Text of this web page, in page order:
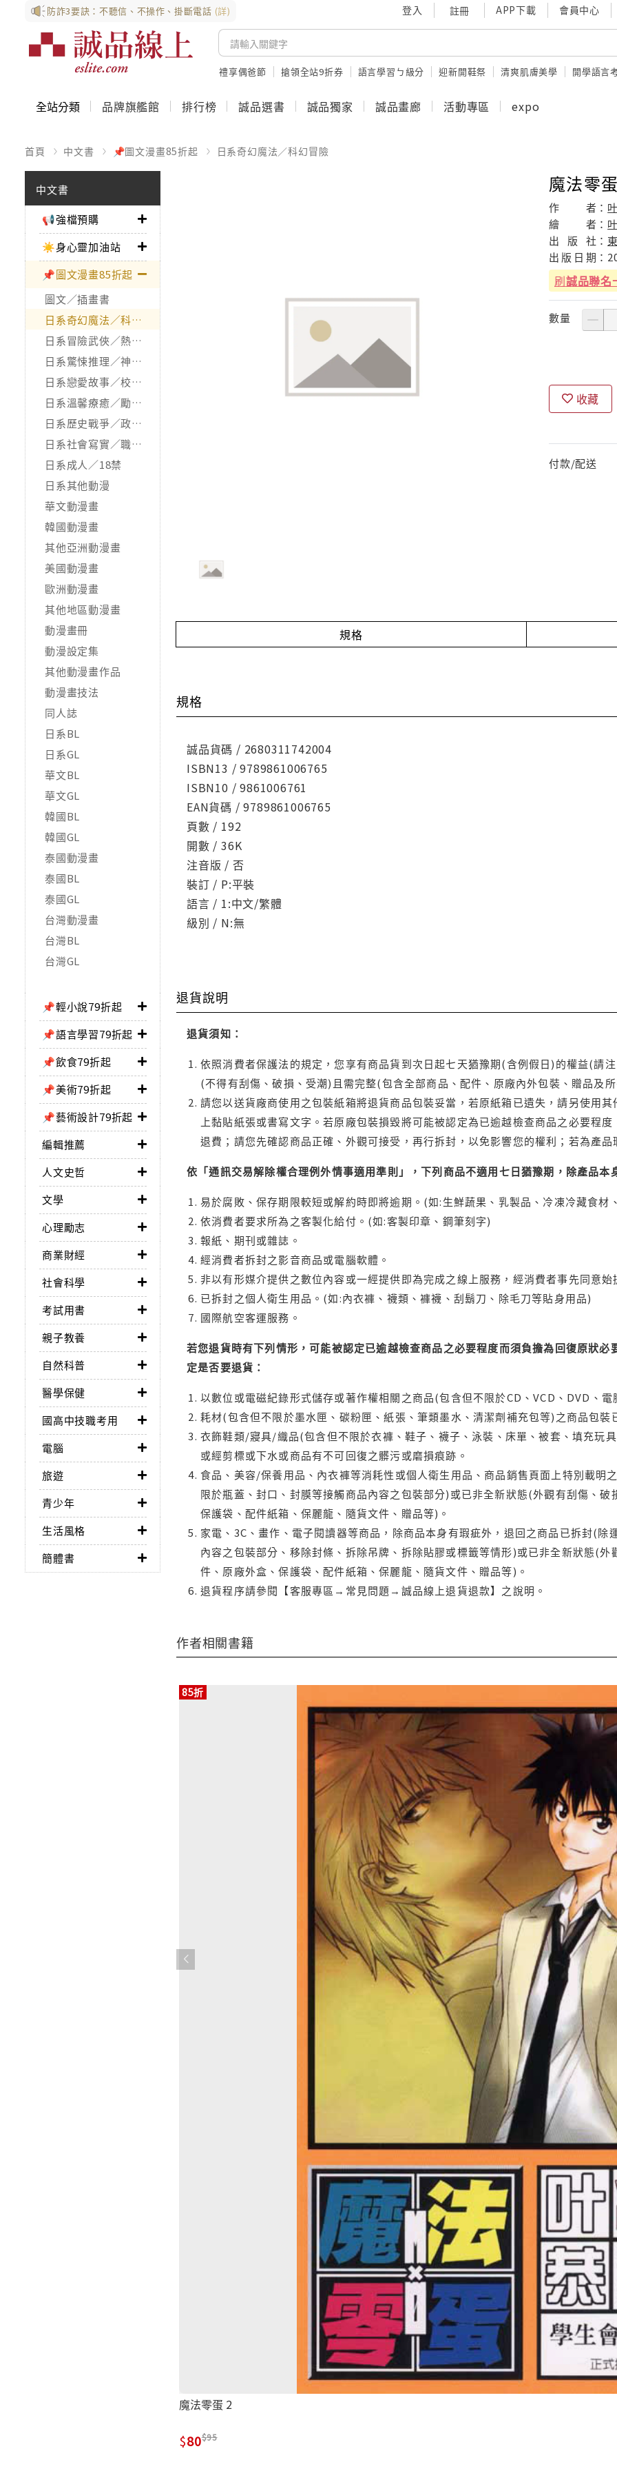
防詐3要訣：不聽信、不操作、掛斷電話 (詳) 登入 註冊 APP下載 會員中心
禮享偶爸節 搶領全站9折券 語言學習ㄅ級分 迎新開鞋祭 清爽肌膚美學 開學語言
全站分類 品牌旗艦館 排行榜 誠品選書 誠品獨家 誠品畫廊 活動專區 expo
首頁 中文書 📌圖文漫畫85折起 日系奇幻魔法／科幻冒險
中文書
📢強檔預購
☀️身心靈加油站
📌圖文漫畫85折起
圖文／插畫書
日系奇幻魔法／科幻冒險
日系冒險武俠／熱血運動
日系驚悚推理／神怪靈異
日系戀愛故事／校園青春
日系溫馨療癒／勵志搞笑
日系歷史戰爭／政治宗教
日系社會寫實／職場職人
日系成人／18禁
日系其他動漫
華文動漫畫
韓國動漫畫
其他亞洲動漫畫
美國動漫畫
歐洲動漫畫
其他地區動漫畫
動漫畫冊
動漫設定集
其他動漫畫作品
動漫畫技法
同人誌
日系BL
日系GL
華文BL
華文GL
韓國BL
韓國GL
泰國動漫畫
泰國BL
泰國GL
台灣動漫畫
台灣BL
台灣GL
📌輕小說79折起
📌語言學習79折起
📌飲食79折起
📌美術79折起
📌藝術設計79折起
編輯推薦
人文史哲
文學
心理勵志
商業財經
社會科學
考試用書
親子教養
自然科普
醫學保健
國高中技職考用
電腦
旅遊
青少年
生活風格
簡體書
魔法零
作 者：
繪
者：
出
版 社：
出 版 日 期：
刷誠品聯名
數量
收藏
付款/配送
規格
規格
誠品貨碼 / 2680311742004
ISBN13 / 9789861006765
ISBN10 / 9861006761
EAN貨碼 / 9789861006765
頁數 / 192
開數 / 36K
注音版 / 否
裝訂 / P:平裝
語言 / 1:中文/繁體
級別 / N:無
退貨說明
退貨須知：
依照消費者保護法的規定，您享有商品貨到次日起七天猶豫期(含例假日)的權益(請
(不得有刮傷、破損、受潮)且需完整(包含全部商品、配件、原廠內外包裝、贈品及
請您以送貨廠商使用之包裝紙箱將退貨商品包裝妥當，若原紙箱已遺失，請另使用
上黏貼紙張或書寫文字。若原廠包裝損毀將可能被認定為已逾越檢查商品之必要程
退費；請您先確認商品正確、外觀可接受，再行拆封，以免影響您的權利；若為產
依「通訊交易解除權合理例外情事適用準則」，下列商品不適用七日猶豫期，除產品本
易於腐敗、保存期限較短或解約時即將逾期。(如:生鮮蔬果、乳製品、冷凍冷藏食材
依消費者要求所為之客製化給付。(如:客製印章、鋼筆刻字)
報紙、期刊或雜誌。
經消費者拆封之影音商品或電腦軟體。
非以有形媒介提供之數位內容或一經提供即為完成之線上服務，經消費者事先同意
已拆封之個人衛生用品。(如:內衣褲、襪類、褲襪、刮鬍刀、除毛刀等貼身用品)
國際航空客運服務。
若您退貨時有下列情形，可能被認定已逾越檢查商品之必要程度而須負擔為回復原狀
定是否要退貨：
以數位或電磁紀錄形式儲存或著作權相關之商品(包含但不限於CD、VCD、DVD、
耗材(包含但不限於墨水匣、碳粉匣、紙張、筆類墨水、清潔劑補充包等)之商品包
衣飾鞋類/寢具/織品(包含但不限於衣褲、鞋子、襪子、泳裝、床單、被套、填充玩
或經剪標或下水或商品有不可回復之髒污或磨損痕跡。
食品、美容/保養用品、內衣褲等消耗性或個人衛生用品、商品銷售頁面上特別載明
限於瓶蓋、封口、封膜等接觸商品內容之包裝部分)或已非全新狀態(外觀有刮傷、
保護袋、配件紙箱、保麗龍、隨貨文件、贈品等)。
家電、3C、畫作、電子閱讀器等商品，除商品本身有瑕疵外，退回之商品已拆封(
內容之包裝部分、移除封條、拆除吊牌、拆除貼膠或標籤等情形)或已非全新狀態(
件、原廠外盒、保護袋、配件紙箱、保麗龍、隨貨文件、贈品等)。
退貨程序請參閱【客服專區→常見問題→誠品線上退貨退款】之說明。
作者相關書籍
85折
魔法零蛋 2
80 95